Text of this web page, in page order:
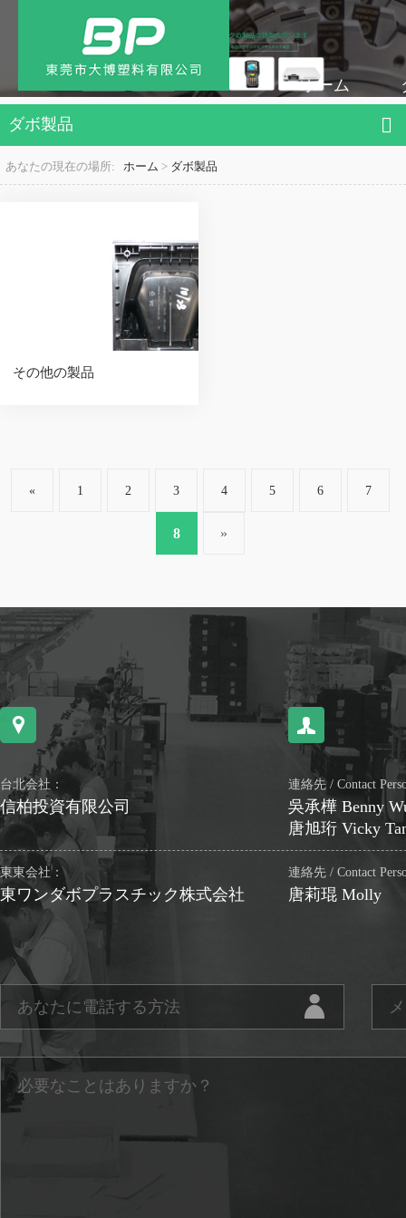
ホーム
ダボ製品
あなたの現在の場所:ホーム > ダボ製品
その他の製品
« 1 2 3 4 5 6 7
8 »
台北会社：
信柏投資有限公司
連絡先 / Contact
吳承樺 Benny
唐旭珩 Vicky
東東会社：
東ワンダボプラスチック株式会社
連絡先 / Contact
唐莉琨 Molly